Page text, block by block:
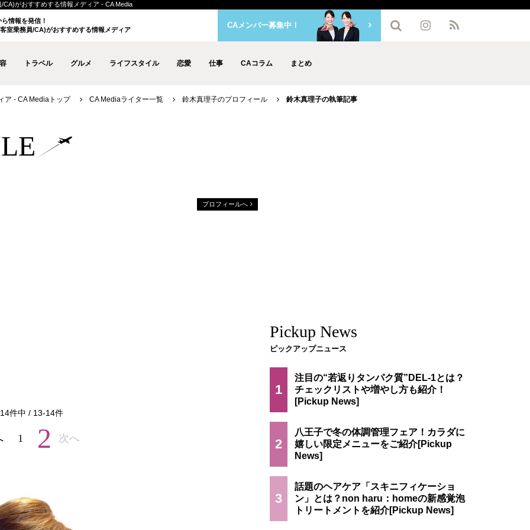
がおすすめする情報メディア - CA Media
情報を発信！
室乗務員/CA)がおすすめする情報メディア
トラベル グルメ ライフスタイル 恋愛 仕事 CAコラム まとめ
CAメンバー募集中！
ア - CA Mediaトップ CA Mediaライター一覧 鈴木真理子のプロフィール 鈴木真理子の執筆記事
プロフィールへ
14件中 / 13-14件
1 2 次へ
Pickup News
ピックアップニュース
1
注目の“若返りタンパク質”DEL-1とは？
チェックリストや増やし方も紹介！
2
八王子で冬の体調管理フェア！カラダに
嬉しい限定メニューをご紹介
3
話題のヘアケア「スキニフィケーショ
ン」とは？non haru：homeの新感覚泡
トリートメントを紹介